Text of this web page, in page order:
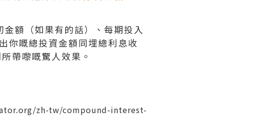
額（如果有的話）、每期投入
你嘅總投資金額同埋總利息收
帶嚟嘅驚人效果。
zh-tw/compound-interest-